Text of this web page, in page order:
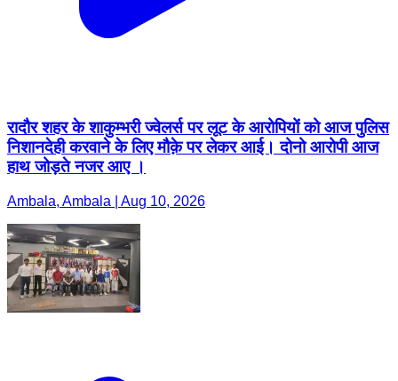
रादौर शहर के शाकुम्भरी ज्वेलर्स पर लूट के आरोपियों को आज पुलिस
निशानदेही करवाने के लिए मौक़े पर लेकर आई। दोनो आरोपी आज
हाथ जोड़ते नजर आए ।
Ambala, Ambala | Aug 10, 2026